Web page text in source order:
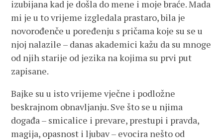
izubijana kad je došla do mene i moje braće. Mada
mi je u to vrijeme izgledala prastaro, bila je
novorođenče u poređenju s pričama koje su se u
njoj nalazile – danas akademici kažu da su mnoge
od njih starije od jezika na kojima su prvi put
zapisane.
Bajke su u isto vrijeme vječne i podložne
beskrajnom obnavljanju. Sve što se u njima
događa – smicalice i prevare, prestupi i pravda,
magija, opasnost i ljubav – evocira nešto od